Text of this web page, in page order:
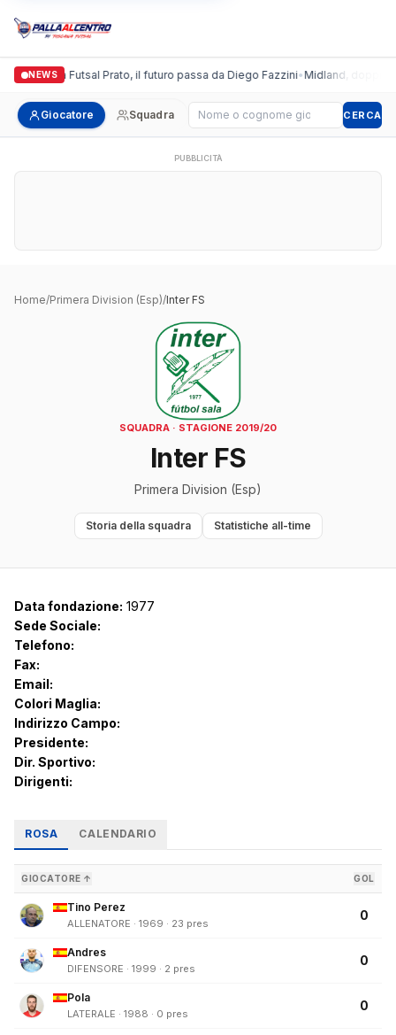
NEWS
Italgronda Futsal Prato, il futuro passa da Diego Fazzini•Midland, doppio
Giocatore Squadra Cerca giocatore CERCA
PUBBLICITÀ
Home/Primera Division (Esp)/Inter FS
SQUADRA · STAGIONE 2019/20
Inter FS
Primera Division (Esp)
Storia della squadra Statistiche all-time
Data fondazione: 1977
Sede Sociale:
Telefono:
Fax:
Email:
Colori Maglia:
Indirizzo Campo:
Presidente:
Dir. Sportivo:
Dirigenti:
ROSA CALENDARIO
GIOCATORE ↑ GOL
Tino Perez
ALLENATORE · 1969 · 23 pres
0
Andres
DIFENSORE · 1999 · 2 pres
0
Pola
LATERALE · 1988 · 0 pres
0